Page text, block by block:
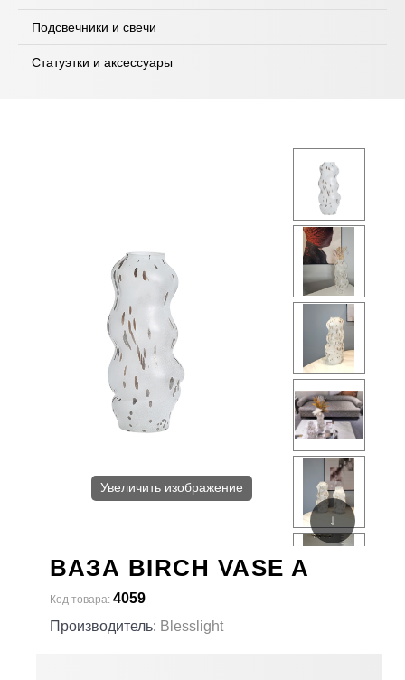
Подсвечники и свечи
Статуэтки и аксессуары
Увеличить изображение
↓
ВАЗА BIRCH VASE A
Код товара:4059
Производитель: Blesslight